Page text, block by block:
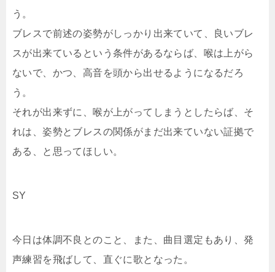
う。
ブレスで前述の姿勢がしっかり出来ていて、良いブレ
スが出来ているという条件があるならば、喉は上がら
ないで、かつ、高音を頭から出せるようになるだろ
う。
それが出来ずに、喉が上がってしまうとしたらば、そ
れは、姿勢とブレスの関係がまだ出来ていない証拠で
ある、と思ってほしい。
SY
今日は体調不良とのこと、また、曲目選定もあり、発
声練習を飛ばして、直ぐに歌となった。